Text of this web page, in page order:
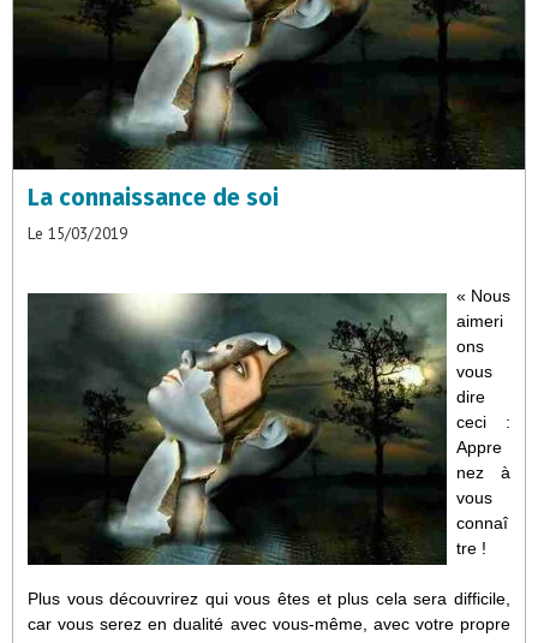
La connaissance de soi
Le 15/03/2019
« Nous
aimeri
ons
vous
dire
ceci :
Appre
nez à
vous
connaî
tre !
Plus vous découvrirez qui vous êtes et plus cela sera difficile,
car vous serez en dualité avec vous-même, avec votre propre